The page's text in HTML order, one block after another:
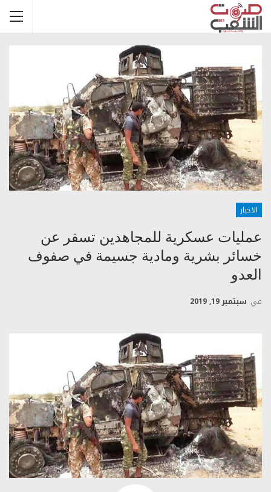
الاخبار
عمليات عسكرية للمجاهدين تسفر عن
خسائر بشرية ومادية جسيمة في صفوف
العدو
في سبتمبر 19, 2019